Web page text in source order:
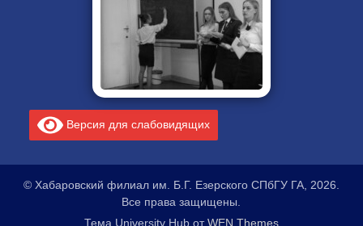
Версия для слабовидящих
© Хабаровский филиал им. Б.Г. Езерского СПбГУ ГА, 2026.
Все права защищены.
Тема University Hub отWEN Themes